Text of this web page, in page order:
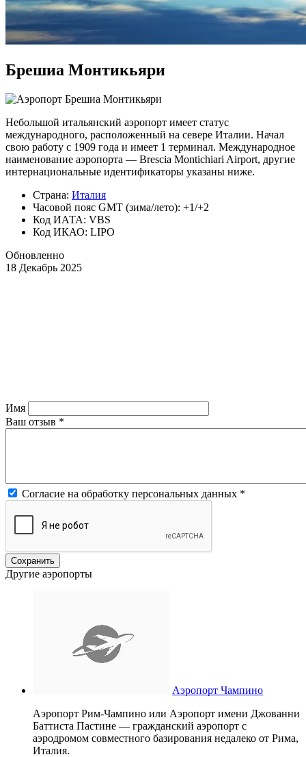
Брешиа Монтикьяри
Небольшой итальянский аэропорт имеет статус
международного, расположенный на севере Италии. Начал
свою работу с 1909 года и имеет 1 терминал. Международное
наименование аэропорта — Brescia Montichiari Airport, другие
интернациональные идентификаторы указаны ниже.
Страна: Италия
Часовой пояс GMT (зима/лето): +1/+2
Код ИАТА: VBS
Код ИКАО: LIPO
Обновленно
18 Декабрь 2025
Имя
Ваш отзыв *
Согласие на обработку персональных данных *
Другие аэропорты
Аэропорт Чампино
Аэропорт Рим-Чампино или Аэропорт имени Джованни
Баттиста Пастине — гражданский аэропорт с
аэродромом совместного базирования недалеко от Рима,
Италия.